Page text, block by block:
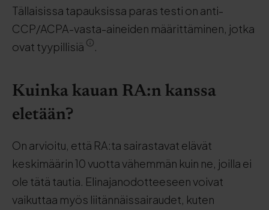
Tällaisissa tapauksissa paras testi on anti-
CCP/ACPA-vasta-aineiden määrittäminen, jotka
ovat tyypillisiä
.
Kuinka kauan RA:n kanssa
eletään?
On arvioitu, että RA:ta sairastavat elävät
keskimäärin 10 vuotta vähemmän kuin ne, joilla ei
ole tätä tautia. Elinajanodotteeseen voivat
vaikuttaa myös liitännäissairaudet, kuten